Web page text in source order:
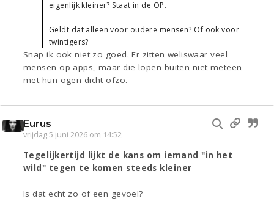
eigenlijk kleiner? Staat in de OP.
Geldt dat alleen voor oudere mensen? Of ook voor
twintigers?
Snap ik ook niet zo goed. Er zitten weliswaar veel
mensen op apps, maar die lopen buiten niet meteen
met hun ogen dicht ofzo.
Eurus
vrijdag 5 juni 2026 om 14:52
Tegelijkertijd lijkt de kans om iemand "in het
wild" tegen te komen steeds kleiner
Is dat echt zo of een gevoel?